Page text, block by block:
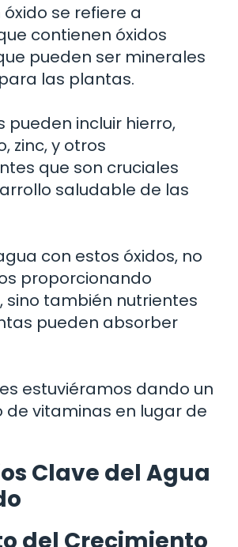
óxido se refiere a
contienen óxidos
pueden ser minerales
las plantas.
pueden incluir hierro,
zinc, y otros
que son cruciales
saludable de las
con estos óxidos, no
proporcionando
sino también nutrientes
pueden absorber
estuviéramos dando un
de vitaminas en lugar de
Clave del Agua